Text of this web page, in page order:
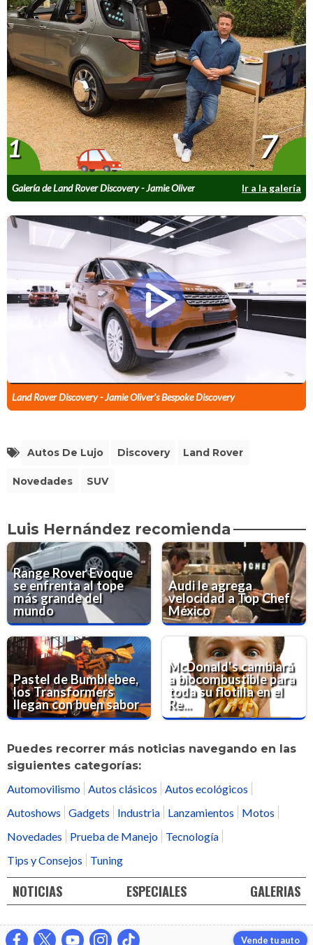
Galería de Land Rover Discovery - Jamie Oliver Ir a la galería
1 7
Land Rover Discovery - Jamie Oliver’s Bespoke Discovery
Autos De Lujo Discovery Land Rover
Novedades SUV
Luis Hernández recomienda
Range Rover Evoque
se enfrenta al tope
más grande del
mundo
Audi le agrega
velocidad a Top Chef
México
Pastel de Bumblebee,
los Transformers
llegan con buen sabor
McDonald's cambiará
a biocombustible para
toda su flotilla en el
Re...
Puedes recorrer más noticias navegando en las
siguientes categorías:
Automovilismo
Autos clásicos
Autos ecológicos
Autoshows
Gadgets Industria Lanzamientos
Motos
Novedades
Prueba de Manejo
Tecnología
Tips y Consejos
Tuning
NOTICIAS ESPECIALES GALERIAS
Vende tu auto